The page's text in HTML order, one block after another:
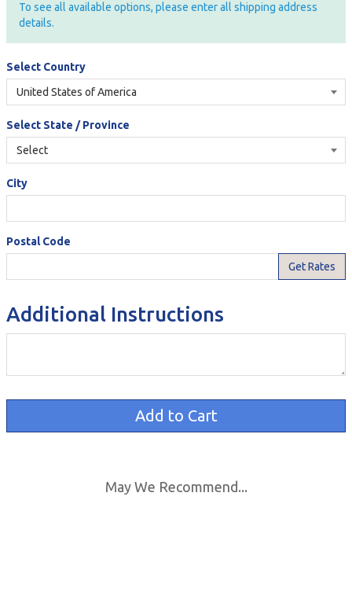
To see all available options, please enter all shipping address
details.
Select Country
Select State / Province
City
Postal Code
Additional Instructions
May We Recommend...